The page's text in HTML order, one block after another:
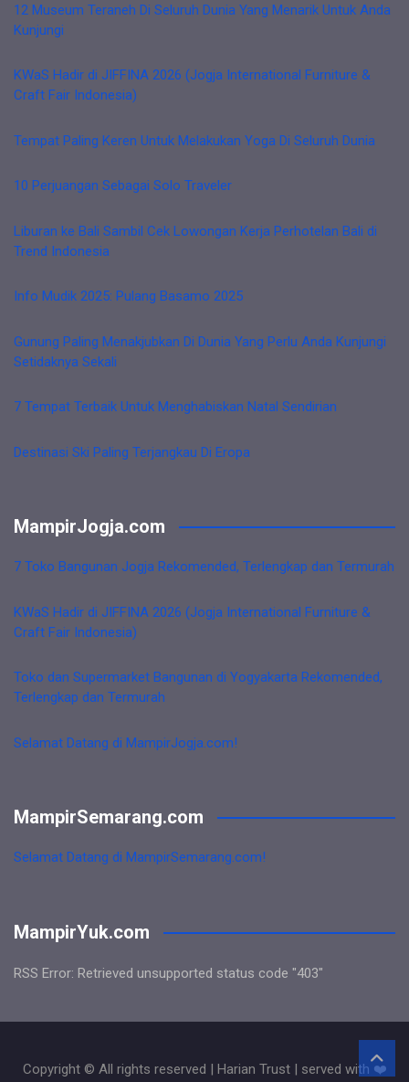
12 Museum Teraneh Di Seluruh Dunia Yang Menarik Untuk Anda
Kunjungi
KWaS Hadir di JIFFINA 2026 (Jogja International Furniture &
Craft Fair Indonesia)
Tempat Paling Keren Untuk Melakukan Yoga Di Seluruh Dunia
10 Perjuangan Sebagai Solo Traveler
Liburan ke Bali Sambil Cek Lowongan Kerja Perhotelan Bali di
Trend Indonesia
Info Mudik 2025: Pulang Basamo 2025
Gunung Paling Menakjubkan Di Dunia Yang Perlu Anda Kunjungi
Setidaknya Sekali
7 Tempat Terbaik Untuk Menghabiskan Natal Sendirian
Destinasi Ski Paling Terjangkau Di Eropa
MampirJogja.com
7 Toko Bangunan Jogja Rekomended, Terlengkap dan Termurah
KWaS Hadir di JIFFINA 2026 (Jogja International Furniture &
Craft Fair Indonesia)
Toko dan Supermarket Bangunan di Yogyakarta Rekomended,
Terlengkap dan Termurah
Selamat Datang di MampirJogja.com!
MampirSemarang.com
Selamat Datang di MampirSemarang.com!
MampirYuk.com
RSS Error: Retrieved unsupported status code "403"
Copyright © All rights reserved | Harian Trust | served with ❤️